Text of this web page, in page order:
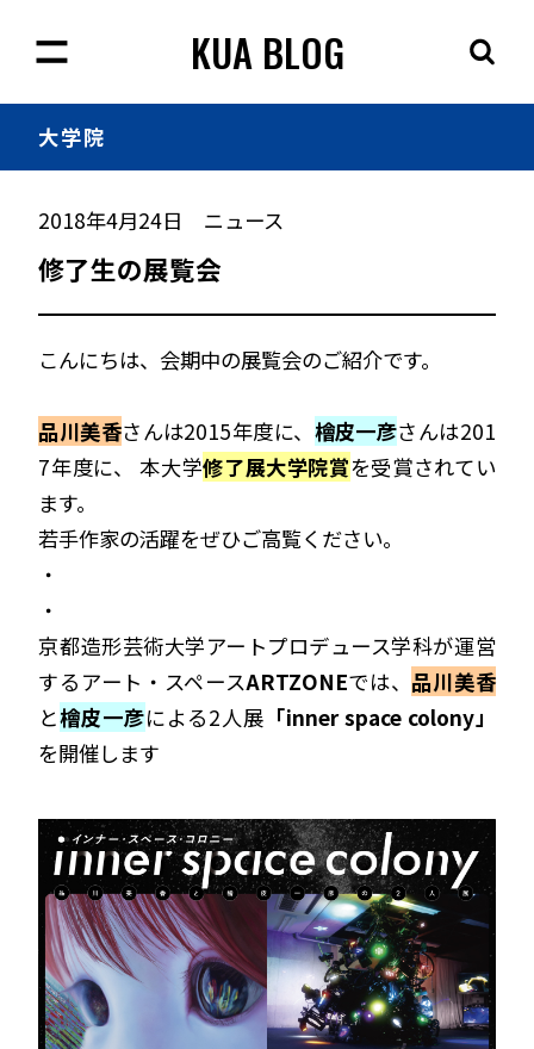
KUA BLOG
大学院
2018年4月24日 ニュース
修了生の展覧会
こんにちは、会期中の展覧会のご紹介です。
品川美香さんは2015年度に、 檜皮一彦さんは201
7年度に、 本大学修了展大学院賞を受賞されてい
ます。
若手作家の活躍をぜひご高覧ください。
・
・
京都造形芸術大学アートプロデュース学科が運営
するアート・スペースARTZONEでは、 品川美香
と檜皮一彦による2 人展 「inner space colony」
を開催します